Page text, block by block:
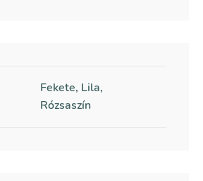
Fekete, Lila,
Rózsaszín